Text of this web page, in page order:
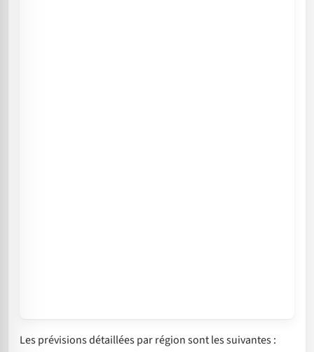
Les prévisions détaillées par région sont les suivantes :